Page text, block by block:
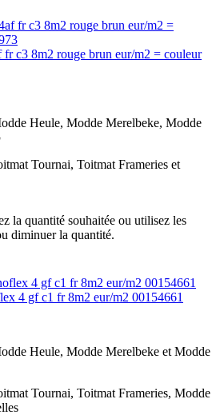
fr c3 8m2 rouge brun eur/m2 = couleur
Heule, Modde Merelbeke, Modde
Tournai, Toitmat Frameries et
la quantité souhaitée ou utilisez les
diminuer la quantité.
4 gf c1 fr 8m2 eur/m2 00154661
Heule, Modde Merelbeke et Modde
Tournai, Toitmat Frameries, Modde